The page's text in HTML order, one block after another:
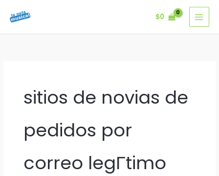
$0
sitios de novias de
pedidos por
correo legГ­timo